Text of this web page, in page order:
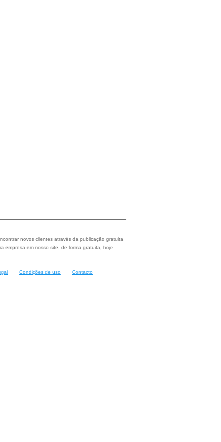
novos clientes através da publicação gratuita
empresa em nosso site, de forma gratuita, hoje
Condições de uso Contacto